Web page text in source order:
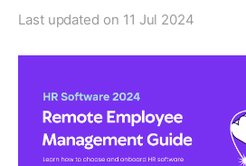
Last updated on 11 Jul 2024